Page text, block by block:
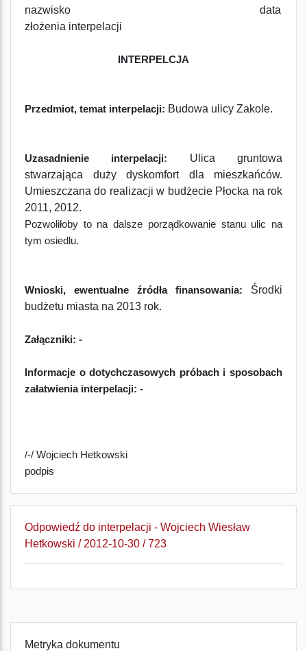
nazwisko data
złożenia interpelacji
INTERPELCJA
Przedmiot, temat interpelacji: Budowa ulicy Zakole.
Uzasadnienie interpelacji:
Ulica gruntowa
stwarzająca duży dyskomfort dla mieszkańców.
Umieszczana do realizacji w budżecie Płocka na rok
2011, 2012.
Pozwoliłoby to na dalsze porządkowanie stanu ulic na
tym osiedlu.
Wnioski, ewentualne źródła finansowania: Środki
budżetu miasta na 2013 rok.
Załączniki: -
Informacje o dotychczasowych próbach i sposobach
załatwienia interpelacji: -
/-/ Wojciech Hetkowski
podpis
Odpowiedź do interpelacji - Wojciech Wiesław
Hetkowski / 2012-10-30 / 723
Metryka dokumentu